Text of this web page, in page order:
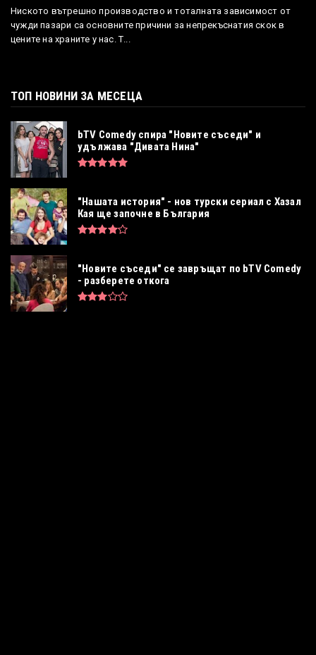
Ниското вътрешно производство и тоталната зависимост от
чужди пазари са основните причини за непрекъснатия скок в
цените на храните у нас. Т...
ТОП НОВИНИ ЗА МЕСЕЦА
bTV Comedy спира "Новите съседи" и
удължава "Дивата Нина"
"Нашата история" - нов турски сериал с Хазал
Кая ще започне в България
"Новите съседи" се завръщат по bTV Comedy
- разберете откога